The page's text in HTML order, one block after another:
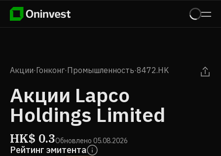
Акции·Гонконг·Промышленность·8472.HK
Акции Lapco
Holdings Limited
HK$ 0.3Обновлено 05.08.2026
Рейтинг эмитента